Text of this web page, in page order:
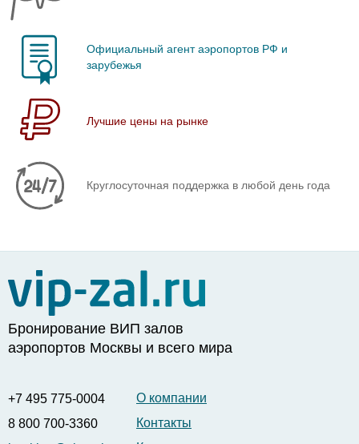
Официальный агент аэропортов РФ и
зарубежья
Лучшие цены на рынке
Круглосуточная поддержка в любой день года
Бронирование ВИП залов
аэропортов Москвы и всего мира
+7 495 775-0004
8 800 700-3360
О компании
Контакты